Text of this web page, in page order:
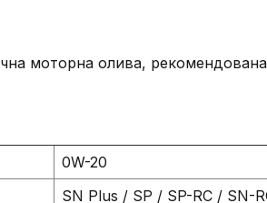
моторна олива,
0W-20
SN Plus / SP / SP-RC / SN-